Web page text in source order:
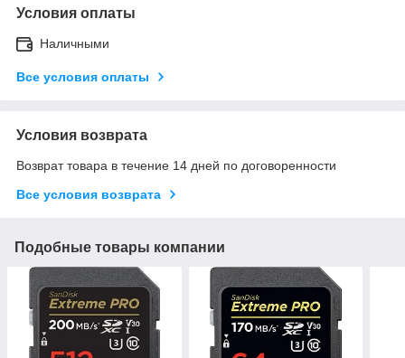
Условия оплаты
Наличными
Все условия оплаты
Условия возврата
Возврат товара в течение 14 дней по договоренности
Все условия возврата
Подобные товары компании